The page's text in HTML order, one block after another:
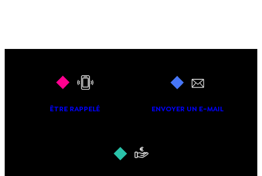
ÊTRE RAPPELÉ ENVOYER UN E-MAIL